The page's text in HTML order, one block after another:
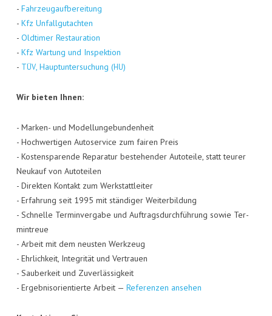
- Fahr­zeug­auf­be­rei­tung
- Kfz Unfall­gut­ach­ten
- Old­ti­mer Restau­ra­ti­on
- Kfz War­tung und Inspek­ti­on
- TÜV, Haupt­un­ter­su­chung (HU)
Wir bie­ten Ihnen:
- Mar­ken- und Model­lun­ge­bun­den­heit
- Hoch­wer­ti­gen Auto­ser­vice zum fai­ren Preis
- Kos­ten­spa­ren­de Repa­ra­tur bestehen­der Auto­tei­le, statt teu­rer
Neu­kauf von Auto­tei­len
- Direk­ten Kon­takt zum Werk­statt­lei­ter
- Erfah­rung seit 1995 mit stän­di­ger Wei­ter­bil­dung
- Schnel­le Ter­min­ver­ga­be und Auf­trags­durch­füh­rung sowie Ter­
min­treue
- Arbeit mit dem neus­ten Werk­zeug
- Ehr­lich­keit, Inte­gri­tät und Ver­trau­en
- Sau­ber­keit und Zuver­läs­sig­keit
- Ergeb­nis­ori­en­tier­te Arbeit — Refe­ren­zen ansehen